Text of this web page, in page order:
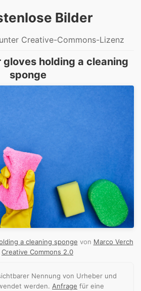
Bilder
Creative-Commons-Lizenz
gloves holding a cleaning
sponge
a cleaning sponge von Marco Verch
Creative Commons 2.0
Nennung von Urheber und
werden. Anfrage für eine